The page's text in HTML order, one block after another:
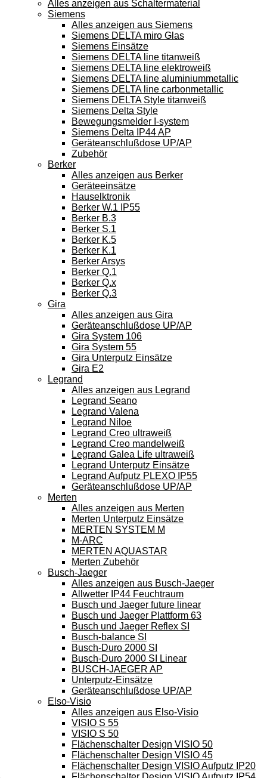
Alles anzeigen aus Schaltermaterial
Siemens
Alles anzeigen aus Siemens
Siemens DELTA miro Glas
Siemens Einsätze
Siemens DELTA line titanweiß
Siemens DELTA line elektroweiß
Siemens DELTA line aluminiummetallic
Siemens DELTA line carbonmetallic
Siemens DELTA Style titanweiß
Siemens Delta Style
Bewegungsmelder I-system
Siemens Delta IP44 AP
Geräteanschlußdose UP/AP
Zubehör
Berker
Alles anzeigen aus Berker
Geräteeinsätze
Hauselktronik
Berker W.1 IP55
Berker B.3
Berker S.1
Berker K.5
Berker K.1
Berker Arsys
Berker Q.1
Berker Q.x
Berker Q.3
Gira
Alles anzeigen aus Gira
Geräteanschlußdose UP/AP
Gira System 106
Gira System 55
Gira Unterputz Einsätze
Gira E2
Legrand
Alles anzeigen aus Legrand
Legrand Seano
Legrand Valena
Legrand Niloe
Legrand Creo ultraweiß
Legrand Creo mandelweiß
Legrand Galea Life ultraweiß
Legrand Unterputz Einsätze
Legrand Aufputz PLEXO IP55
Geräteanschlußdose UP/AP
Merten
Alles anzeigen aus Merten
Merten Unterputz Einsätze
MERTEN SYSTEM M
M-ARC
MERTEN AQUASTAR
Merten Zubehör
Busch-Jaeger
Alles anzeigen aus Busch-Jaeger
Allwetter IP44 Feuchtraum
Busch und Jaeger future linear
Busch und Jaeger Plattform 63
Busch und Jaeger Reflex SI
Busch-balance SI
Busch-Duro 2000 SI
Busch-Duro 2000 SI Linear
BUSCH-JAEGER AP
Unterputz-Einsätze
Geräteanschlußdose UP/AP
Elso-Visio
Alles anzeigen aus Elso-Visio
VISIO S 55
VISIO S 50
Flächenschalter Design VISIO 50
Flächenschalter Design VISIO 45
Flächenschalter Design VISIO Aufputz IP20